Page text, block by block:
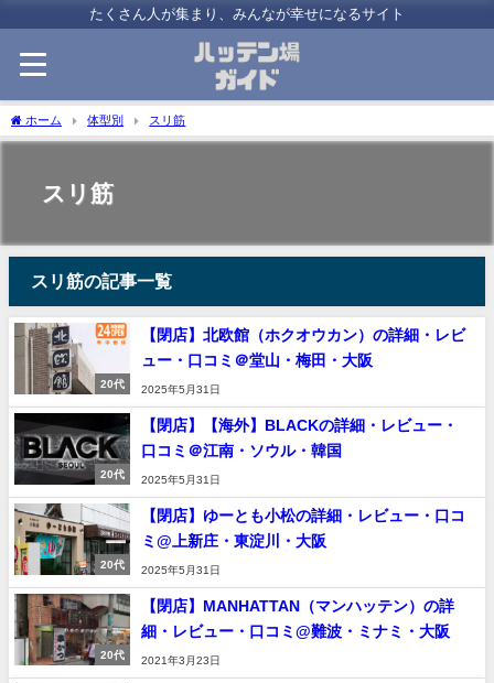
たくさん人が集まり、みんなが幸せになるサイト
ホーム 体型別 スリ筋
スリ筋
スリ筋の記事一覧
20代
【閉店】北欧館（ホクオウカン）の詳細・レビ
ュー・口コミ＠堂山・梅田・大阪
2025年5月31日
20代
【閉店】【海外】BLACKの詳細・レビュー・
口コミ＠江南・ソウル・韓国
2025年5月31日
20代
【閉店】ゆーとも小松の詳細・レビュー・口コ
ミ@上新庄・東淀川・大阪
2025年5月31日
20代
【閉店】MANHATTAN（マンハッテン）の詳
細・レビュー・口コミ@難波・ミナミ・大阪
2021年3月23日